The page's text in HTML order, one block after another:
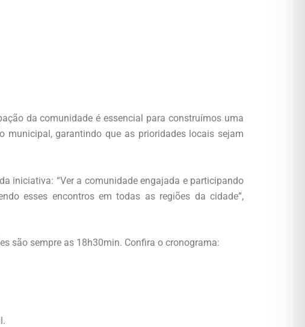
da comunidade é essencial para construímos uma
municipal, garantindo que as prioridades locais sejam
iniciativa: “Ver a comunidade engajada e participando
esses encontros em todas as regiões da cidade”,
são sempre as 18h30min. Confira o cronograma: